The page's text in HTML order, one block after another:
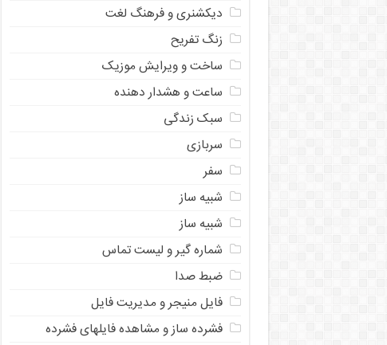
دیکشنری و فرهنگ لغت
زنگ تفریح
ساخت و ویرایش موزیک
ساعت و هشدار دهنده
سبک زندگی
سربازی
سفر
شبیه ساز
شبیه ساز
شماره گیر و لیست تماس
ضبط صدا
فایل منیجر و مدیریت فایل
فشرده ساز و مشاهده فایلهای فشرده